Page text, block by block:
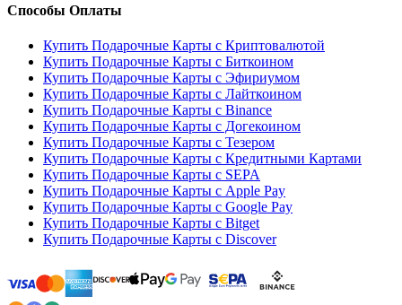
Способы Оплаты
Купить Подарочные Карты с Криптовалютой
Купить Подарочные Карты с Биткоином
Купить Подарочные Карты с Эфириумом
Купить Подарочные Карты с Лайткоином
Купить Подарочные Карты с Binance
Купить Подарочные Карты с Догекоином
Купить Подарочные Карты с Тезером
Купить Подарочные Карты с Кредитными Картами
Купить Подарочные Карты с SEPA
Купить Подарочные Карты с Apple Pay
Купить Подарочные Карты с Google Pay
Купить Подарочные Карты с Bitget
Купить Подарочные Карты с Discover